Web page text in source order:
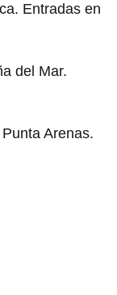
Entradas en
del Mar.
Arenas.